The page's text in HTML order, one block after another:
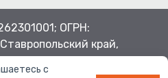
ОГРН:
край,
с